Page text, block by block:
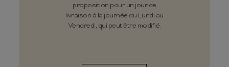
proposition pour un jour de
livraison à la journée du Lundi au
Vendredi, qui peut être modifié.